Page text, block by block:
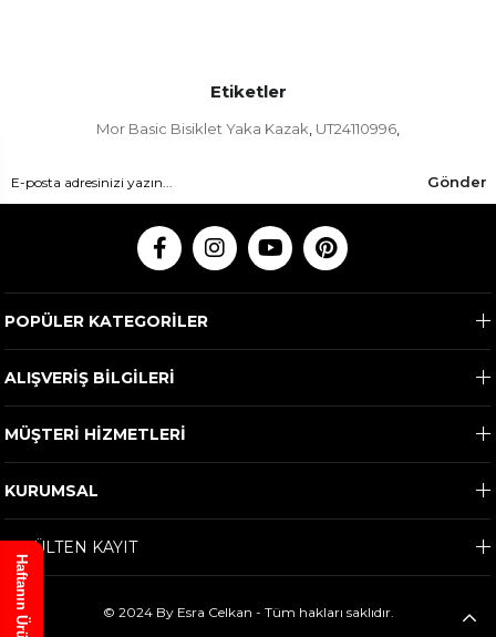
Etiketler
Mor Basic Bisiklet Yaka Kazak, UT24110996,
Gönder
POPÜLER KATEGORİLER
ALIŞVERİŞ BİLGİLERİ
MÜŞTERİ HİZMETLERİ
KURUMSAL
E-BÜLTEN KAYIT
© 2024 By Esra Celkan - Tüm hakları saklıdır.
Haftanın Ürünü